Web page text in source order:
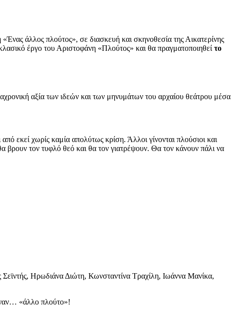
άλλος πλούτος», σε διασκευή και σκηνοθεσία της Αικατερίνης
έργο του Αριστοφάνη «Πλούτος» και θα πραγματοποιηθεί το
αξία των ιδεών και των μηνυμάτων του αρχαίου θεάτρου μέσα
εκεί χωρίς καμία απολύτως κρίση. Άλλοι γίνονται πλούσιοι και
τον τυφλό θεό και θα τον γιατρέψουν. Θα τον κάνουν πάλι να
Ηρωδιάνα Διώτη, Κωνσταντίνα Τραχίλη, Ιωάννα Μανίκα,
«άλλο πλούτο»!